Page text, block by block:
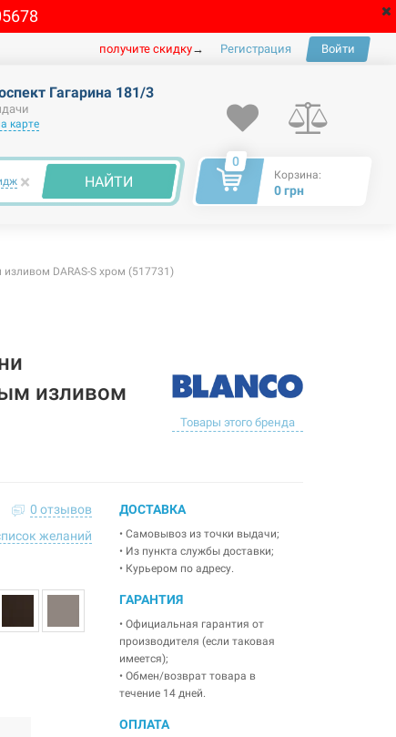
получите скидку→ Регистрация Войти
Гагарина 181/3
карте
× НАЙТИ
0
Корзина:
0 грн
DARAS-S хром (517731)
изливом
Товары этого бренда
0 отзывов
желаний
ДОСТАВКА
• Самовывоз из точки выдачи;
• Из пункта службы доставки;
• Курьером по адресу.
ГАРАНТИЯ
• Официальная гарантия от
производителя (если таковая
имеется);
• Обмен/возврат товара в
течение 14 дней.
ОПЛАТА